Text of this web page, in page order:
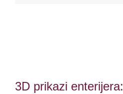
3D prikazi enterijera: